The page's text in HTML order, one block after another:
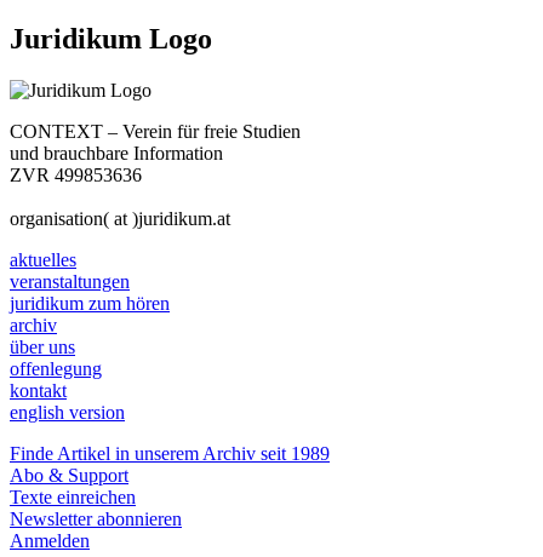
Juridikum Logo
CONTEXT – Verein für freie Studien
und brauchbare Information
ZVR 499853636
organisation( at )juridikum.at
aktuelles
veranstaltungen
juridikum zum hören
archiv
über uns
offenlegung
kontakt
english version
Finde Artikel in unserem Archiv seit 1989
Abo & Support
Texte einreichen
Newsletter abonnieren
Anmelden